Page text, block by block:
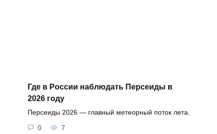
Где в России наблюдать Персеиды в
2026 году
Персеиды 2026 — главный метеорный поток лета.
0 7